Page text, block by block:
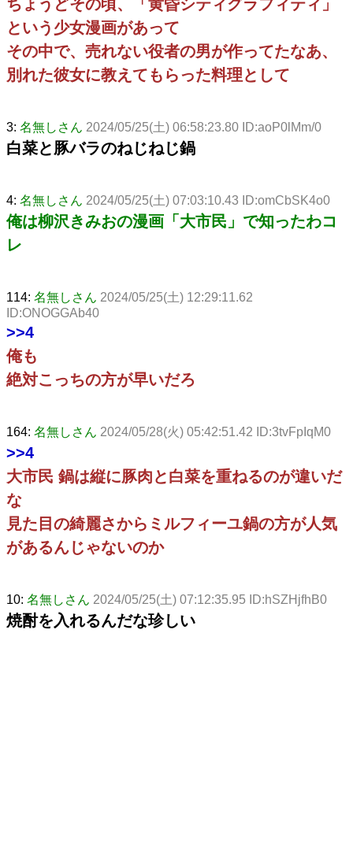
ちょうどその頃、「黄昏シティグラフィティ」
という少女漫画があって
その中で、売れない役者の男が作ってたなあ、
別れた彼女に教えてもらった料理として
3: 名無しさん 2024/05/25(土) 06:58:23.80 ID:aoP0lMm/0
白菜と豚バラのねじねじ鍋
4: 名無しさん 2024/05/25(土) 07:03:10.43 ID:omCbSK4o0
俺は柳沢きみおの漫画「大市民」で知ったわコ
レ
114: 名無しさん 2024/05/25(土) 12:29:11.62
ID:ONOGGAb40
>>4
俺も
絶対こっちの方が早いだろ
164: 名無しさん 2024/05/28(火) 05:42:51.42 ID:3tvFpIqM0
>>4
大市民 鍋は縦に豚肉と白菜を重ねるのが違いだ
な
見た目の綺麗さからミルフィーユ鍋の方が人気
があるんじゃないのか
10: 名無しさん 2024/05/25(土) 07:12:35.95 ID:hSZHjfhB0
焼酎を入れるんだな珍しい